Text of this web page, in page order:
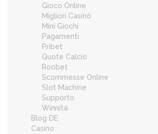
Gioco Online
Migliori Casinò
Mini Giochi
Pagamenti
Pribet
Quote Calcio
Roobet
Scommesse Online
Slot Machine
Supporto
Winnita
Blog DE
Casino